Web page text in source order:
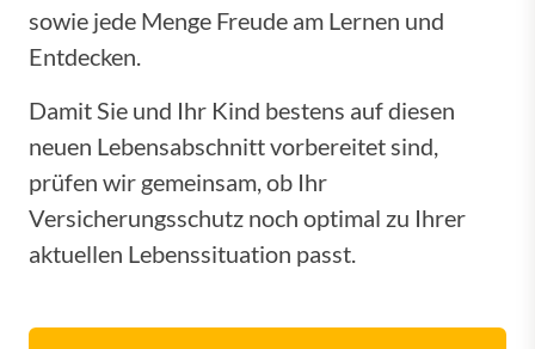
sowie jede Menge Freude am Lernen und
Entdecken.
Damit Sie und Ihr Kind bestens auf diesen
neuen Lebensabschnitt vorbereitet sind,
prüfen wir gemeinsam, ob Ihr
Versicherungsschutz noch optimal zu Ihrer
aktuellen Lebenssituation passt.